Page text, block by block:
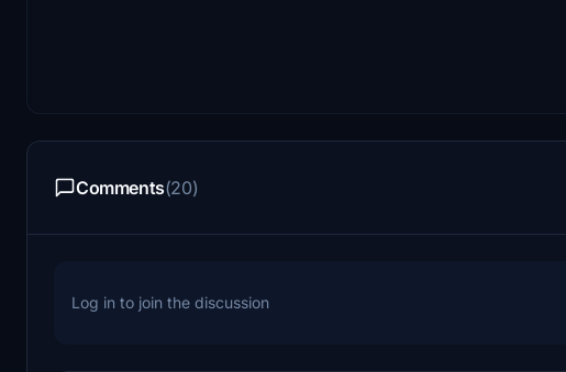
Comments(20)
Log in to join the discussion